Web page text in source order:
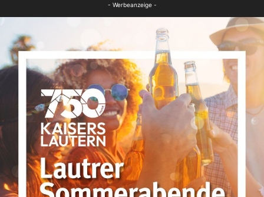
- Werbeanzeige -